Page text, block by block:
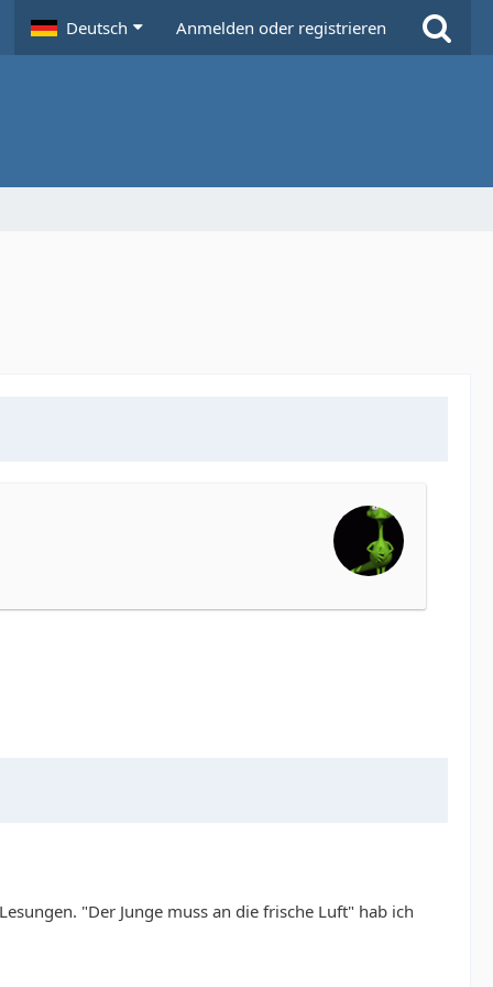
Deutsch Anmelden oder registrieren
"Der Junge muss an die frische Luft" hab ich